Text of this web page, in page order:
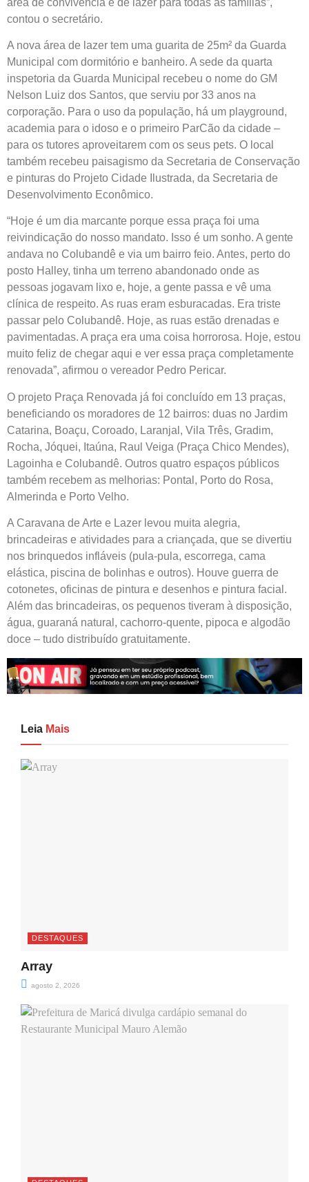
contou o secretário.
A nova área de lazer tem uma guarita de 25m² da Guarda
Municipal com dormitório e banheiro. A sede da quarta
inspetoria da Guarda Municipal recebeu o nome do GM
Nelson Luiz dos Santos, que serviu por 33 anos na
corporação. Para o uso da população, há um playground,
academia para o idoso e o primeiro ParCão da cidade –
para os tutores aproveitarem com os seus pets. O local
também recebeu paisagismo da Secretaria de Conservação
e pinturas do Projeto Cidade Ilustrada, da Secretaria de
Desenvolvimento Econômico.
“Hoje é um dia marcante porque essa praça foi uma
reivindicação do nosso mandato. Isso é um sonho. A gente
andava no Colubandê e via um bairro feio. Antes, perto do
posto Halley, tinha um terreno abandonado onde as
pessoas jogavam lixo e, hoje, a gente passa e vê uma
clínica de respeito. As ruas eram esburacadas. Era triste
passar pelo Colubandê. Hoje, as ruas estão drenadas e
pavimentadas. A praça era uma coisa horrorosa. Hoje, estou
muito feliz de chegar aqui e ver essa praça completamente
renovada”, afirmou o vereador Pedro Pericar.
O projeto Praça Renovada já foi concluído em 13 praças,
beneficiando os moradores de 12 bairros: duas no Jardim
Catarina, Boaçu, Coroado, Laranjal, Vila Três, Gradim,
Rocha, Jóquei, Itaúna, Raul Veiga (Praça Chico Mendes),
Lagoinha e Colubandê. Outros quatro espaços públicos
também recebem as melhorias: Pontal, Porto do Rosa,
Almerinda e Porto Velho.
A Caravana de Arte e Lazer levou muita alegria,
brincadeiras e atividades para a criançada, que se divertiu
nos brinquedos infláveis (pula-pula, escorrega, cama
elástica, piscina de bolinhas e outros). Houve guerra de
cotonetes, oficinas de pintura e desenhos e pintura facial.
Além das brincadeiras, os pequenos tiveram à disposição,
água, guaraná natural, cachorro-quente, pipoca e algodão
doce – tudo distribuído gratuitamente.
Leia Mais
DESTAQUES
Array
agosto 2, 2026